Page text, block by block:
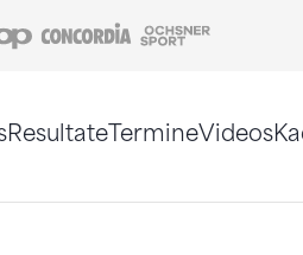
Coop Concordia
ResultateTermineVideos